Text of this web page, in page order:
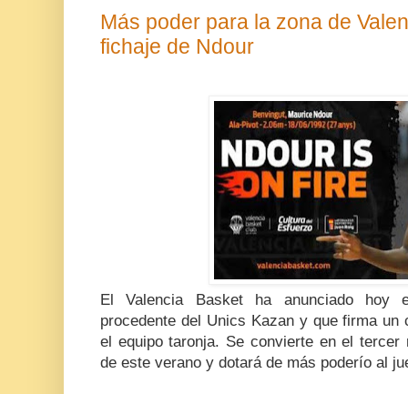
Más poder para la zona de
fichaje de Ndour
El Valencia Basket ha anunciado hoy
procedente del Unics Kazan y que firma un
el equipo taronja. Se convierte en el tercer
de este verano y dotará de más poderío al